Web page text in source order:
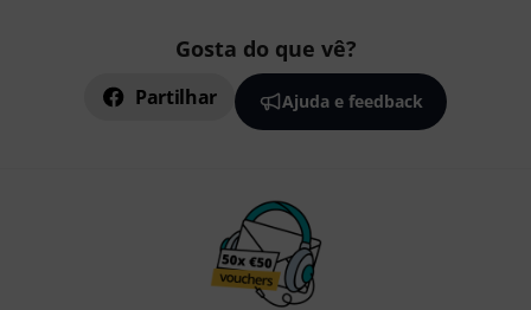
Gosta do que vê?
Partilhar Ajuda e feedback